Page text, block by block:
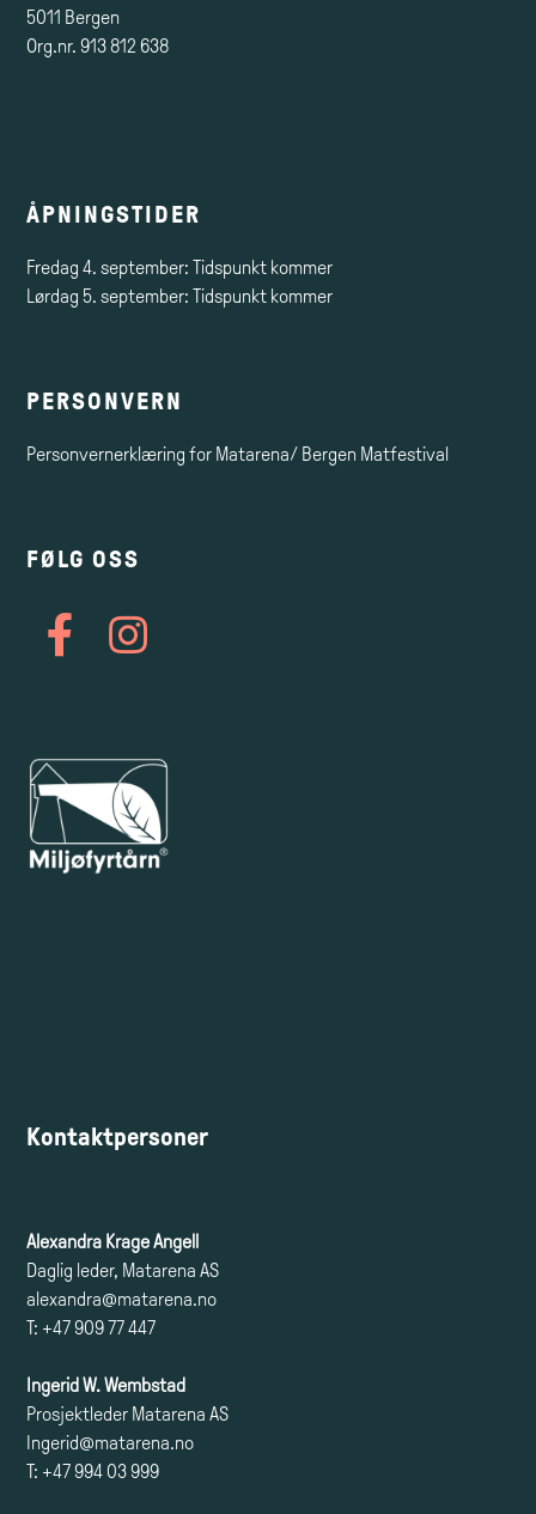
5011 Bergen
Org.nr. 913 812 638
ÅPNINGSTIDER
Fredag 4. september: Tidspunkt kommer
Lørdag 5. september: Tidspunkt kommer
PERSONVERN
Personvernerklæring for Matarena/ Bergen Matfestival
FØLG OSS
Kontaktpersoner
Alexandra Krage Angell
Daglig leder, Matarena AS
alexandra@matarena.no
T: +47 909 77 447
Ingerid W. Wembstad
Prosjektleder Matarena AS
Ingerid@matarena.no
T: +47 994 03 999